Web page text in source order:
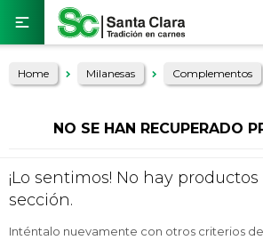

Home Milanesas Complementos
NO SE HAN RECUPERADO
¡Lo sentimos! No hay
sección.
Inténtalo nuevamente con otros criterios